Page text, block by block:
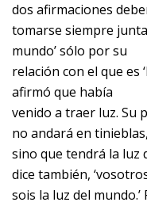
dos afirmaciones
tomarse siempre
mundo’ sólo por su
relación con el que es
afirmó que había
venido a traer luz. Su
no andará en tinieblas,
sino que tendrá la luz
dice también,
sois la luz del